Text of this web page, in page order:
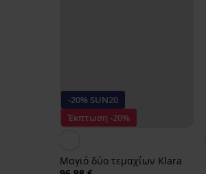
-20% SUN20
Έκπτωση -20%
Μαγιό δύο τεμαχίων Klara